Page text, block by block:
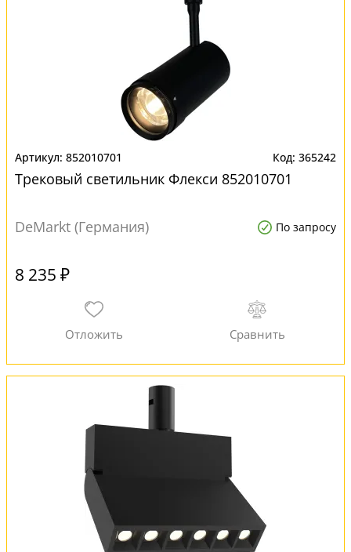
852010701 365242
Трековый светильник Флекси 852010701
DeMarkt (Германия) По запросу
8 235 ₽